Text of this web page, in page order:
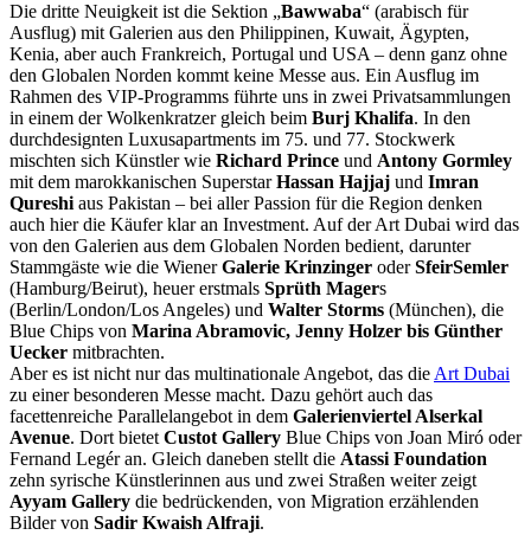
Die dritte Neuigkeit ist die Sektion „Bawwaba“ (arabisch für
Ausflug) mit Galerien aus den Philippinen, Kuwait, Ägypten,
Kenia, aber auch Frankreich, Portugal und USA – denn ganz ohne
den Globalen Norden kommt keine Messe aus. Ein Ausflug im
Rahmen des VIP-Programms führte uns in zwei Privatsammlungen
in einem der Wolkenkratzer gleich beim Burj Khalifa. In den
durchdesignten Luxusapartments im 75. und 77. Stockwerk
mischten sich Künstler wie Richard Prince und Antony Gormley
mit dem marokkanischen SuperstarHassan Hajjaj und Imran
Qureshi aus Pakistan – bei aller Passion für die Region denken
auch hier die Käufer klar an Investment. Auf der Art Dubai wird das
von den Galerien aus dem Globalen Norden bedient, darunter
Stammgäste wie die WienerGalerie Krinzinger oderSfeirSemler
(Hamburg/Beirut), heuer erstmals Sprüth Magers
(Berlin/London/Los Angeles) und Walter Storms (München), die
Blue Chips von Marina Abramovic, Jenny Holzer bis Günther
Uecker mitbrachten.
Aber es ist nicht nur das multinationale Angebot, das die Art Dubai
zu einer besonderen Messe macht. Dazu gehört auch das
facettenreiche Parallelangebot in dem Galerienviertel Alserkal
Avenue. Dort bietet Custot Gallery Blue Chips von Joan Miró oder
Fernand Legér an. Gleich daneben stellt die Atassi Foundation
zehn syrische Künstlerinnen aus und zwei Straßen weiter zeigt
Ayyam Gallery die bedrückenden, von Migration erzählenden
Bilder von Sadir Kwaish Alfraji.